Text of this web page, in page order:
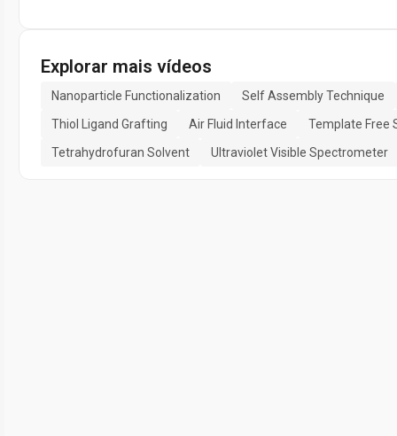
Explorar mais vídeos
Nanoparticle Functionalization
Self Assembly Technique
Thiol Ligand Grafting
Air Fluid Interface
Template Free
Tetrahydrofuran Solvent
Ultraviolet Visible Spectrometer